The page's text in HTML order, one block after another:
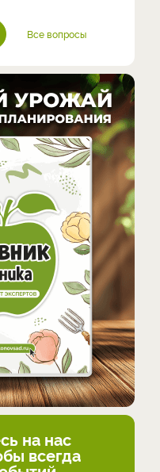
Все вопросы
на нас
всегда